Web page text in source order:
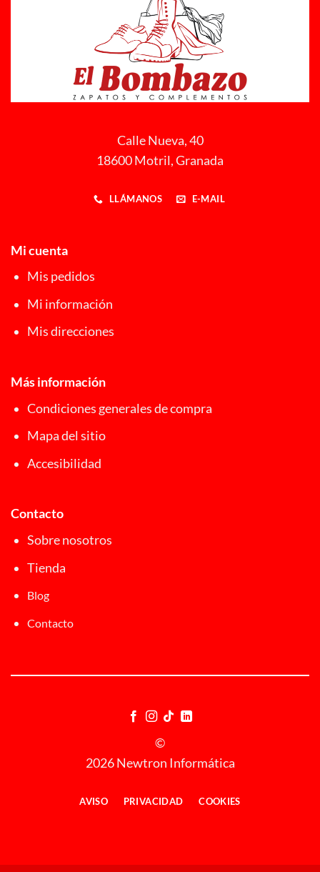
Calle Nueva, 40
18600 Motril, Granada
LLÁMANOS E-MAIL
Mi cuenta
Mis pedidos
Mi información
Mis direcciones
Más información
Condiciones generales de compra
Mapa del sitio
Accesibilidad
Contacto
Sobre nosotros
Tienda
Blog
Contacto
©
2026 Newtron Informática
AVISO PRIVACIDAD COOKIES